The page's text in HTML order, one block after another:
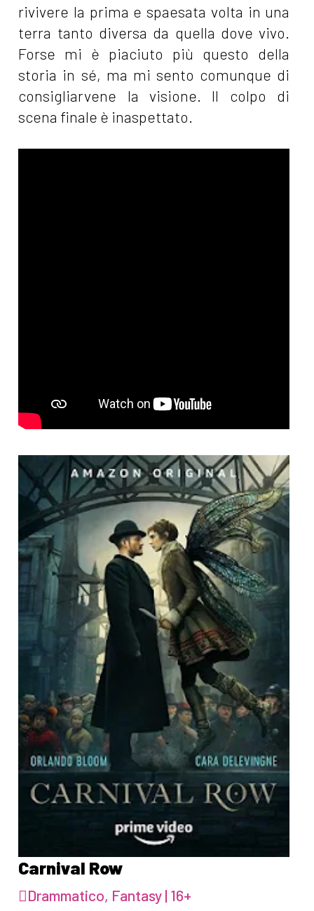
rivivere la prima e spaesata volta in una
terra tanto diversa da quella dove vivo.
Forse mi è piaciuto più questo della
storia in sé, ma mi sento comunque di
consigliarvene la visione. Il colpo di
scena finale è inaspettato.
Carnival Row
Drammatico, Fantasy | 16+